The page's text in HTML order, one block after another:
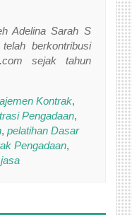
Adelina Sarah S
berkontribusi
sejak tahun
Kontrak,
Pengadaan,
,pelatihan Dasar
Pengadaan,